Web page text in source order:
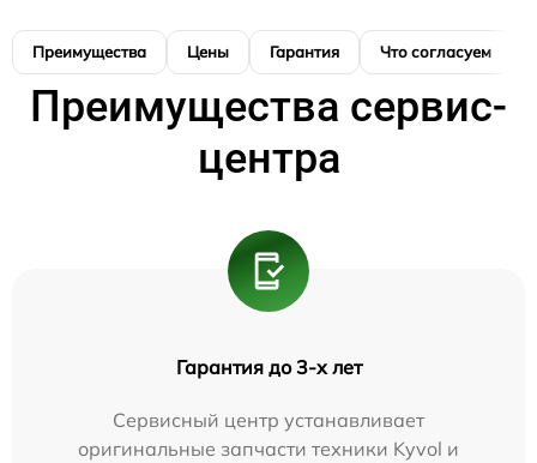
Преимущества Цены Гарантия Что согласуем
Преимущества сервис-
центра
Гарантия до 3-х лет
Сервисный центр устанавливает
оригинальные запчасти техники Kyvol и